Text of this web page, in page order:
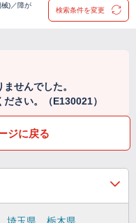
)／障が
検索条件を変更
せんでした。
さい。（E130021）
ジに戻る